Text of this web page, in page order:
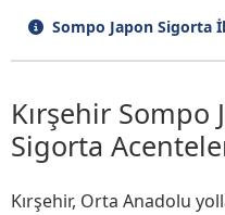
Sompo Japon Sigorta
Kırşehir Sompo
Sigorta
Kırşehir, Orta Anadolu